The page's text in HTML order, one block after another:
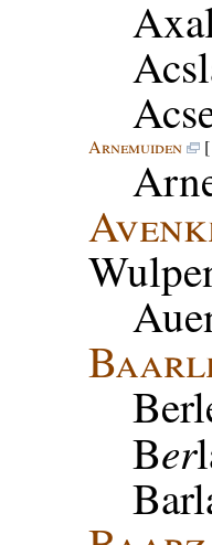
Arnemuiden [
Ber